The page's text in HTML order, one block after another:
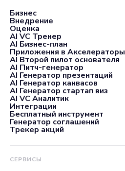
Бизнес
Внедрение
Оценка
AI VC Тренер
AI Бизнес-план
Приложения в Акселераторы
AI Второй пилот основателя
AI Питч-генератор
AI Генератор презентаций
AI Генератор канвасов
AI Генератор стартап виз
AI VC Аналитик
Интеграции
Бесплатный инструмент
Генератор соглашений
Трекер акций
СЕРВИСЫ